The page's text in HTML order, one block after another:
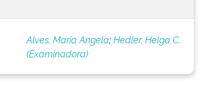
Alves, Maria Angela;Hedler, Helga C.
(Examinadora)